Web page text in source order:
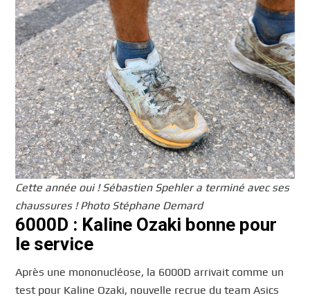
Cette année oui ! Sébastien Spehler a terminé avec ses
chaussures ! Photo Stéphane Demard
6000D : Kaline Ozaki bonne pour
le service
Après une mononucléose, la 6000D arrivait comme un
test pour Kaline Ozaki, nouvelle recrue du team Asics